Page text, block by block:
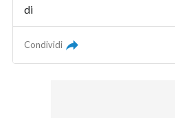
di
Condividi